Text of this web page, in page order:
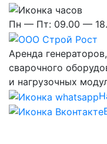
Пн — Пт: 09.00 —
Аренда
сварочного
и нагрузочных